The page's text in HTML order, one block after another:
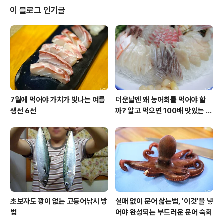
사랑입니다~♥ '좋아요와 알림설정도' 부탁드려요! ^^ - 총
괄 : 김지민 - 기획, 촬영 : 김지민, 조정연 - 영상 편집 : 김
은진 입질의 추억의 어류, 생선 ↓↓↓ https://www.you
tube.com/watch?v=GT2qGGuS5XM&list=PLd4f
Utz0QVASvLY7_3uYcW2ZwrQBDIWCv..
이 블로그 인기글
7월에 먹어야 가치가 빛나는 여름
생선 6선
더운날엔 왜 농어회를 먹어야 할
까? 알고 먹으면 100배 맛있는 농
초보자도 꽝이 없는 고등어낚시 방
법
실패 없이 문어 삶는법, '이것'을 넣
어야 완성되는 부드러운 문어 숙회